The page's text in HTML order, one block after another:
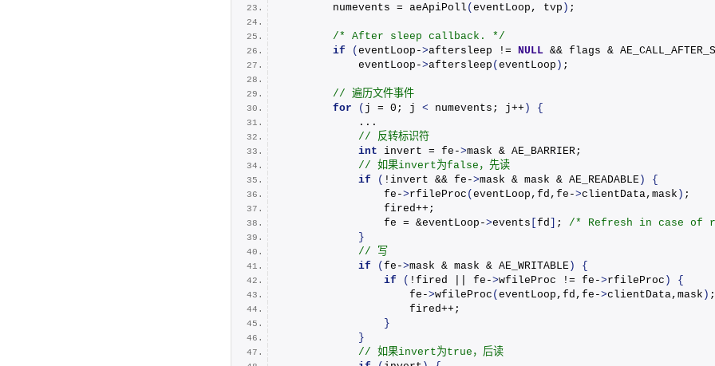
        numevents =
aeApiPoll ( eventLoop, tvp ) ;
/* After sleep callback. */
if
( eventLoop->aftersleep != NULL && flags &
            eventLoop-
>aftersleep ( eventLoop ) ;
// 遍历文件事件
for
( j = 0; j < numevents; j++ )
{
            ...
// 反转标识符
int invert = fe->mask & AE_BARRIER;
// 如果invert为false，先读
if
( !invert && fe->mask & mask & AE_READABLE)
{
                fe-
>rfileProc ( eventLoop,fd,fe->clientData,mask ) ;
                fired++;
                fe = &eventLoop-
>events fd ; /* Refresh in case of
}
// 写
if
( fe->mask & mask & AE_WRITABLE)
{
if
( !fired || fe->wfileProc != fe->rfileProc )
{
                    fe-
>wfileProc ( eventLoop,fd,fe->clientData,mask ) ;
                    fired++;
}
}
// 如果invert为true，后读